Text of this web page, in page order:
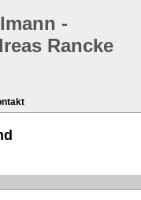
-
Rancke